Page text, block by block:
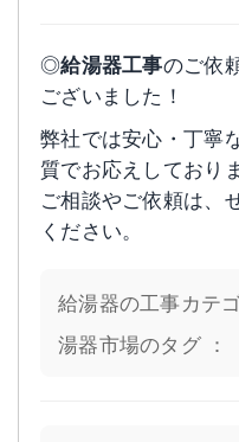
◎給湯器工事のご依
ございました！
弊社では安心・丁寧
質でお応えしており
ご相談やご依頼は、
ください。
給湯器の工事カテ
湯器市場のタグ ：